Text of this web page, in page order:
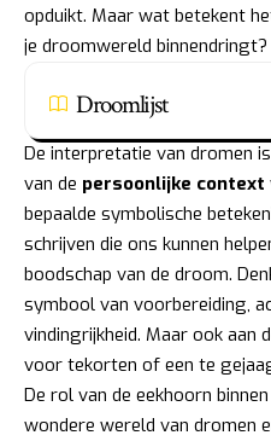
opduikt. Maar wat betekent
je droomwereld binnendringt?
Droomlijst
De interpretatie van dromen
van de persoonlijke context
bepaalde symbolische
schrijven die ons kunnen
boodschap van de droom.
symbool van voorbereiding,
vindingrijkheid. Maar ook aan
voor tekorten of een te
De rol van de eekhoorn
wondere wereld van dromen